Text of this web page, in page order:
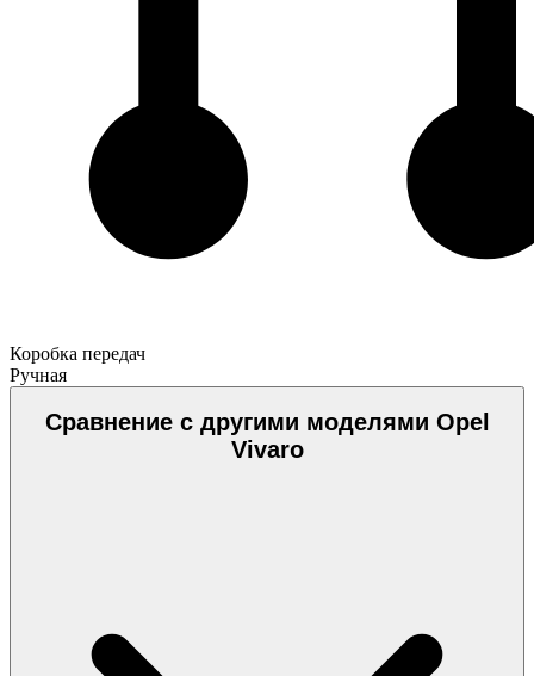
Коробка передач
Ручная
Сравнение с другими моделями Opel
Vivaro